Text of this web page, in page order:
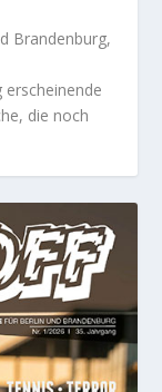
Brandenburg,
erscheinende
die noch